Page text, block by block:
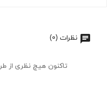
نظرات (0)
تاکنون هیچ نظری از